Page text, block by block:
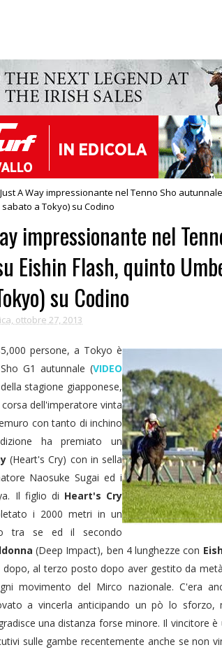
A Way impressionante nel Tenno Sho
a Tokyo) su Codino
impressionante nel
Eishin Flash, quinto
su Codino
ottobre 27, 2013
persone, a Tokyo è
G1 autunnale (VIDEO
stagione giapponese,
dell'imperatore vinta
con tanto di inchino
ha premiato un
(Heart's Cry) con in sella
Naosuke Sugai ed i
Il figlio di Heart's Cry
i 2000 metri in un
tra se ed il secondo
(Deep Impact), ben 4 lunghezze con
al terzo posto dopo aver gestito da
movimento del Mirco nazionale. C'era
a vincerla anticipando un pò lo
una distanza forse minore. Il vincitore
sulle gambe recentemente anche se non